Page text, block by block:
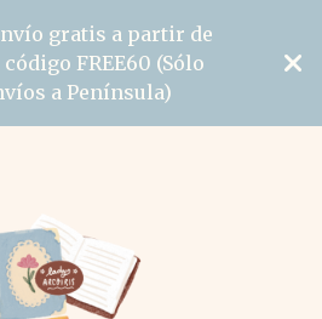
gratis a partir de
FREE60 (Sólo
a Península)